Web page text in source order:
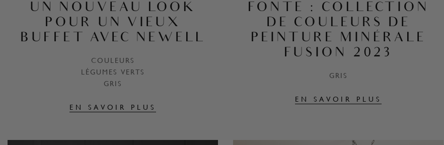
UN NOUVEAU LOOK
POUR UN VIEUX
BUFFET AVEC NEWELL
COULEURS
LÉGUMES VERTS
GRIS
EN SAVOIR PLUS
FONTE : COLLECTION
DE COULEURS DE
PEINTURE MINÉRALE
FUSION 2023
GRIS
EN SAVOIR PLUS